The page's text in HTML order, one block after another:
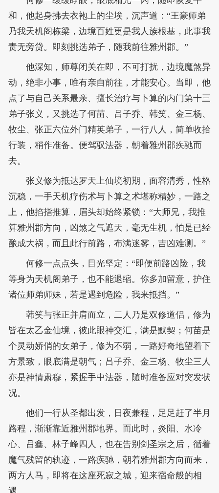
和，他起身拂去衣袍上的尘埃，沉声道：“王豪师弟
乃我天机阁栋梁，边境百姓更是我人族根基，此事我
责无旁贷。即刻挑选弟子，随我前往雅州郡。”
他深知，师尊闭关在即，不可打扰，边境魔煞异
动，绝非小事，唯有亲自前往，才能安心。当即，他
点了与自己关系最亲、擅长治疗与卜算的内门第十三
弟子张义，又挑选了何苗、吕子乔、韩笑、金三杨、
牧尘、张正六位外门精英弟子，一行八人，简单收拾
行装，稍作准备。便驾驭法器，朝着雅州郡疾驰而
去。
张义修为抵达罗天上仙境初期，面容清秀，性格
沉稳，一手天机疗伤术与卜算之术堪称精妙，一路之
上，他掐指推算，眉头却始终紧锁：“大师兄，我推
算雅州郡方向，凶煞之气遮天，毫无生机，怕是已经
酿成大祸，而且此行前路，布满迷雾，吉凶难测。”
何修一点点头，目光坚定：“即便前路凶险，我
等身为天机阁弟子，也不能退缩。你多加留意，护住
诸位师弟师妹，若是遇到危险，我来抵挡。”
韩笑与张正并肩而立，二人乃是双修道侣，修为
皆在太乙金仙境，彼此眼神交汇，满是默契；何苗是
个灵动娇俏的女弟子，修为不弱，一路好奇地望着下
方景致，眼底满是朝气；吕子乔、金三杨、牧尘三人
亦是神情肃穆，紧握手中法器，随时准备应对突发状
况。
他们一行从圣都出发，日夜兼程，足足赶了半月
路程，渐渐靠近雅州郡地界。而此时，炎阳、水冷
心、吕鑫、林子峰四人，也在告别剑圣宗之后，循着
魔气残留的轨迹，一路疾驰，朝着雅州郡方向而来，
两方人马，即将在这座死寂之城，迎来宿命般的相